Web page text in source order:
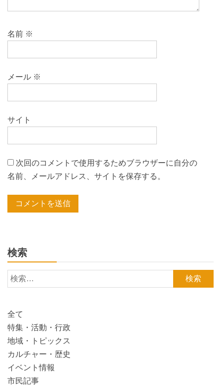
ン
名前 ※
メール ※
サイト
次回のコメントで使用するためブラウザーに自分の
名前、メールアドレス、サイトを保存する。
検索
検
索:
全て
特集・活動・行政
地域・トピックス
カルチャー・歴史
イベント情報
市民記事